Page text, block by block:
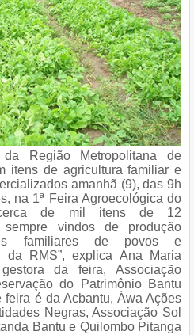
Região Metropolitana de
itens de agricultura familiar e
amanhã (9), das 9h
na 1ª Feira Agroecológica do
cerca de mil itens de 12
sempre vindos de produção
familiares de povos e
da RMS”, explica Ana Maria
da feira, Associação
do Patrimônio Bantu
feira é da Acbantu, Áwa Ações
Negras, Associação Sol
Bantu e Quilombo Pitanga